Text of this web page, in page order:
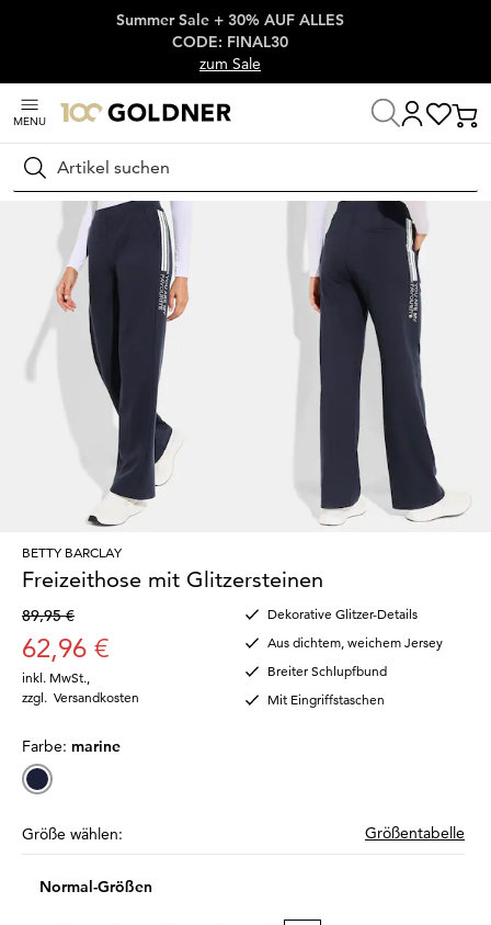
Überspringe Navigation, direkt zum Content
Summer Sale + 30% AUF ALLES
CODE: FINAL30
zum Sale
MENU
Suchen
Startseite Damenmode
BETTY BARCLAY
Freizeithose mit Glitzersteinen
89,95 €
62,96 €
inkl. MwSt.
zzgl. Versandkosten
Dekorative Glitzer-Details
Aus dichtem, weichem Jersey
Breiter Schlupfbund
Mit Eingriffstaschen
Farbe: marine
Größe wählen: Größentabelle
Normal-Größen